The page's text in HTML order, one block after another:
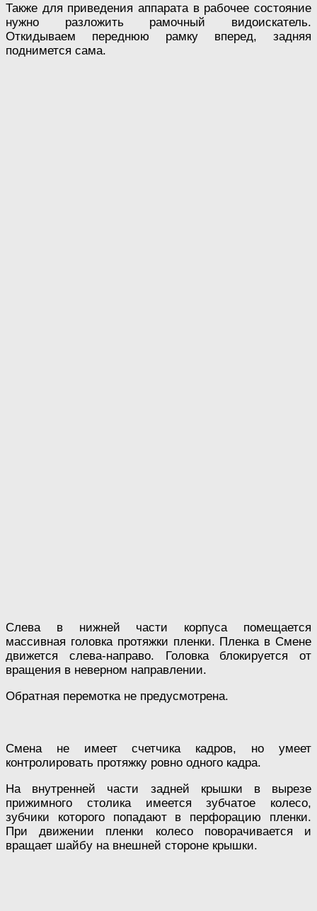
Также для приведения аппарата в рабочее состояние
нужно разложить рамочный видоискатель.
Откидываем переднюю рамку вперед, задняя
поднимется сама.
Слева в нижней части корпуса помещается
массивная головка протяжки пленки. Пленка в Смене
движется слева-направо. Головка блокируется от
вращения в неверном направлении.
Обратная перемотка не предусмотрена.
Смена не имеет счетчика кадров, но умеет
контролировать протяжку ровно одного кадра.
На внутренней части задней крышки в вырезе
прижимного столика имеется зубчатое колесо,
зубчики которого попадают в перфорацию пленки.
При движении пленки колесо поворачивается и
вращает шайбу на внешней стороне крышки.